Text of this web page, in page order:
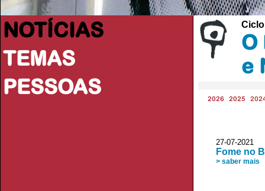
NOTÍCIAS
TEMAS
PESSOAS
O
e
2026 2025
27-07-2021
Fome no
> saber mais